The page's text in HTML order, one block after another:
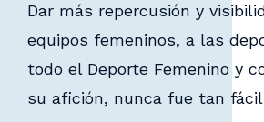
Dar más repercusión y
equipos femeninos, a las
todo el Deporte Femenino y
su afición, nunca fue tan